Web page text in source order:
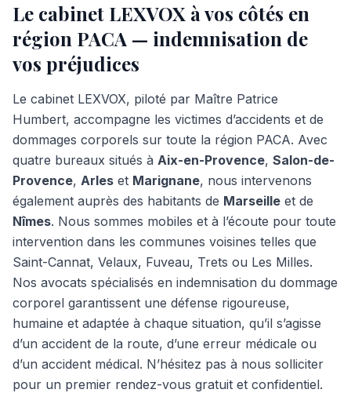
Le cabinet LEXVOX à vos côtés en
région PACA — indemnisation de
vos préjudices
Le cabinet LEXVOX, piloté par Maître Patrice
Humbert, accompagne les victimes d’accidents et de
dommages corporels sur toute la région PACA. Avec
quatre bureaux situés à Aix-en-Provence, Salon-de-
Provence, Arles et Marignane, nous intervenons
également auprès des habitants de Marseille et de
Nîmes. Nous sommes mobiles et à l’écoute pour toute
intervention dans les communes voisines telles que
Saint-Cannat, Velaux, Fuveau, Trets ou Les Milles.
Nos avocats spécialisés en indemnisation du dommage
corporel garantissent une défense rigoureuse,
humaine et adaptée à chaque situation, qu’il s’agisse
d’un accident de la route, d’une erreur médicale ou
d’un accident médical. N’hésitez pas à nous solliciter
pour un premier rendez-vous gratuit et confidentiel.